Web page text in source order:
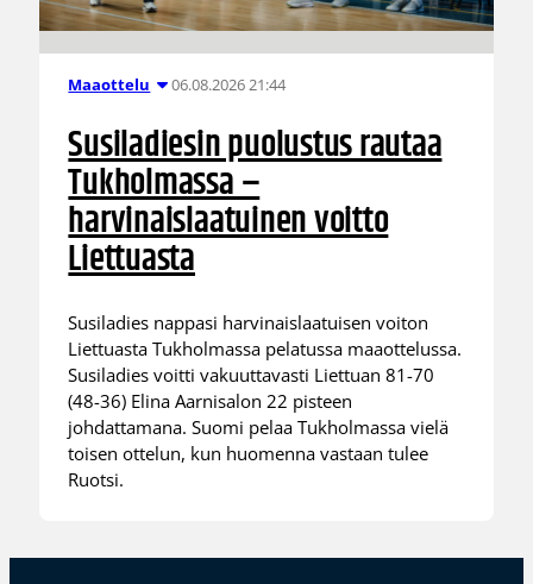
Maaottelu 06.08.2026 21:44
Susiladiesin puolustus rautaa
Tukholmassa –
harvinaislaatuinen voitto
Liettuasta
Susiladies nappasi harvinaislaatuisen voiton
Liettuasta Tukholmassa pelatussa maaottelussa.
Susiladies voitti vakuuttavasti Liettuan 81-70
(48-36) Elina Aarnisalon 22 pisteen
johdattamana. Suomi pelaa Tukholmassa vielä
toisen ottelun, kun huomenna vastaan tulee
Ruotsi.